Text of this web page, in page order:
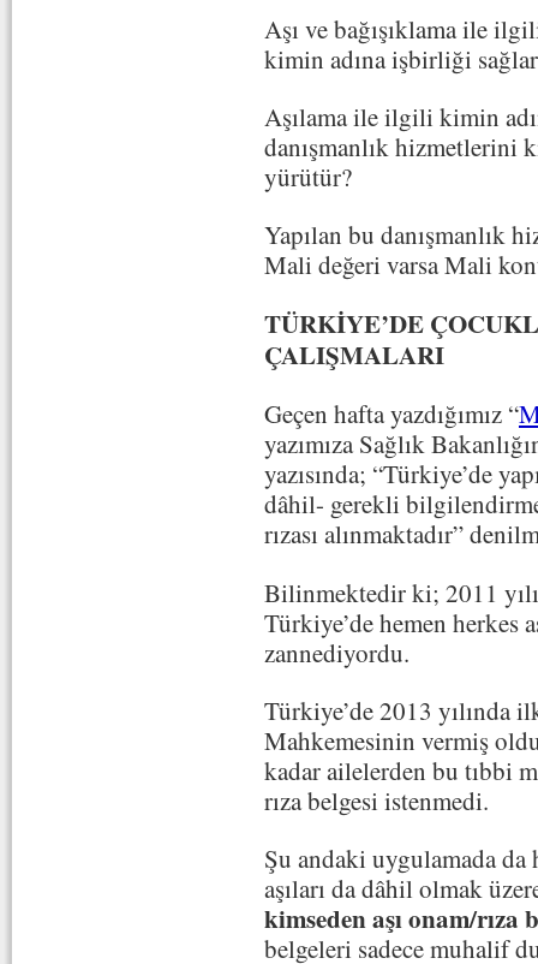
Aşı ve bağışıklama ile
kimin adına işbirliği
Aşılama ile ilgili kimin
danışmanlık hizmetlerini
yürütür?
Yapılan bu danışmanlık
Mali değeri varsa Mali
TÜRKİYE’DE
ÇALIŞMALARI
Geçen hafta yazdığımız “
yazımıza Sağlık
yazısında; “Türkiye’de
dâhil- gerekli
rızası alınmaktadır”
Bilinmektedir ki; 2011
Türkiye’de hemen herkes
zannediyordu.
Türkiye’de 2013 yılında
Mahkemesinin vermiş
kadar ailelerden bu tıbbi
rıza belgesi istenmedi.
Şu andaki uygulamada da
aşıları da dâhil olmak
kimseden aşı onam/rıza
belgeleri sadece muhalif